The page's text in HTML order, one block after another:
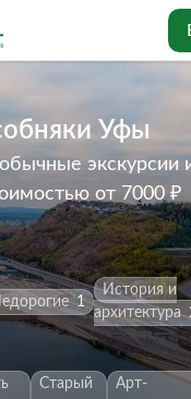
Уфы
экскурсии
от 7000 ₽
1
История и
архитектура
Старый
Арт-